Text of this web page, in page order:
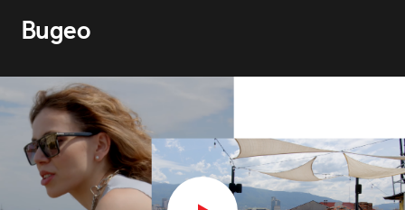
Видео